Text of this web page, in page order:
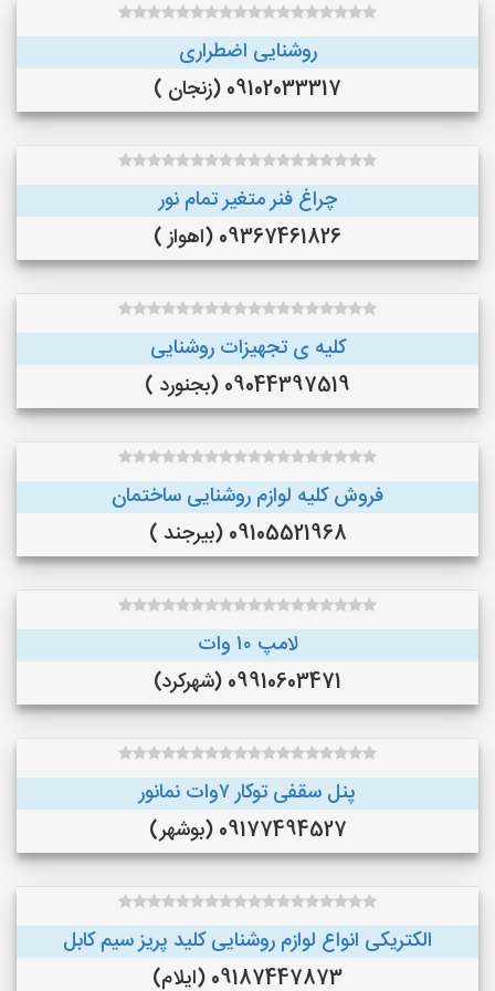
روشنایی اضطراری
09102033317 (زنجان )
چراغ فنر متغیر تمام نور
09367461826 (اهواز )
کلیه ی تجهیزات روشنایی
09044397519 (بجنورد )
فروش کلیه لوازم روشنایی ساختمان
09105521968 (بیرجند )
لامپ ۱۰ وات
09910603471 (شهرکرد)
پنل سقفی توکار ۷وات نمانور
09177494527 (بوشهر)
الکتریکی انواع لوازم روشنایی کلید پریز سیم کابل
09187447873 (ایلام)